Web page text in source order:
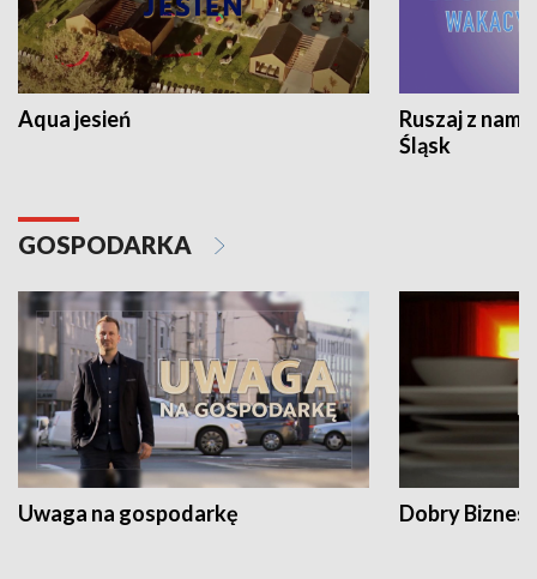
Aqua jesień
Ruszaj z
Śląsk
GOSPODARKA
Uwaga na gospodarkę Dobry Biznes